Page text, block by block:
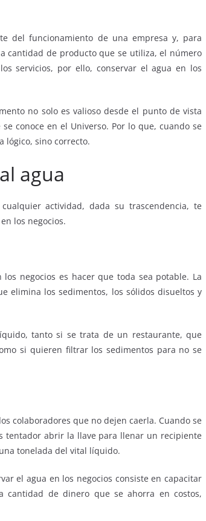
del funcionamiento de una empresa y, para
cantidad de producto que se utiliza, el número
servicios, por ello, conservar el agua en los
no solo es valioso desde el punto de vista
conoce en el Universo. Por lo que, cuando se
lógico, sino correcto.
agua
actividad, dada su trascendencia, te
los negocios.
negocios es hacer que toda sea potable. La
elimina los sedimentos, los sólidos disueltos y
tanto si se trata de un restaurante, que
si quieren filtrar los sedimentos para no se
colaboradores que no dejen caerla. Cuando se
tentador abrir la llave para llenar un recipiente
tonelada del vital líquido.
el agua en los negocios consiste en capacitar
cantidad de dinero que se ahorra en costos,